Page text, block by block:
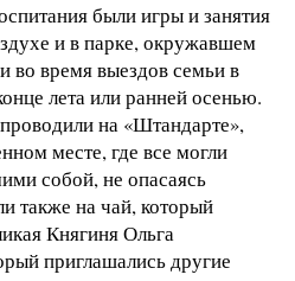
были игры и занятия
и в парке, окружавшем
во время выездов семьи в
лета или ранней осенью.
на «Штандарте»,
месте, где все могли
собой, не опасаясь
также на чай, который
Княгиня Ольга
приглашались другие